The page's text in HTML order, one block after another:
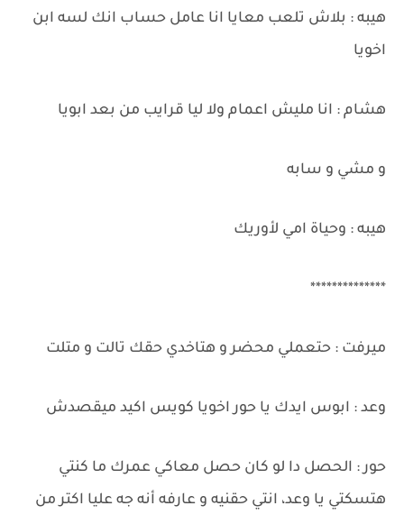
هيبه : بلاش تلعب معايا انا عامل حساب انك لسه ابن
اخويا
هشام : انا مليش اعمام ولا ليا قرايب من بعد ابويا
و مشي و سابه
هيبه : وحياة امي لأوريك
**************
ميرفت : حتعملي محضر و هتاخدي حقك تالت و متلت
وعد : ابوس ايدك يا حور اخويا كويس اكيد ميقصدش
حور : الحصل دا لو كان حصل معاكي عمرك ما كنتي
هتسكتي يا وعد، انتي حقنيه و عارفه أنه جه عليا اكتر من